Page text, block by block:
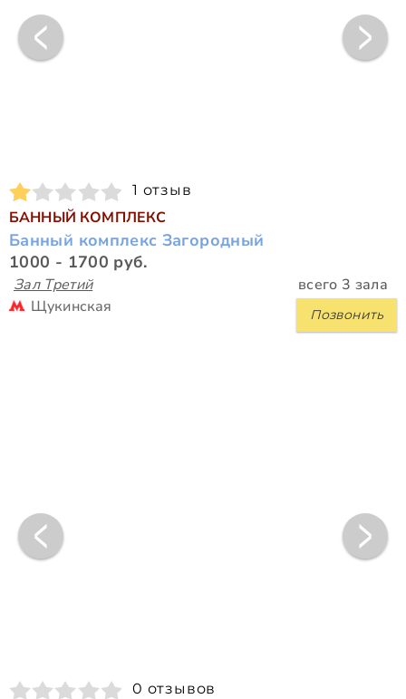
1 отзыв
БАННЫЙ КОМПЛЕКС
Банный комплекс Загородный
1000 - 1700 руб.
Зал Третий всего 3 зала
Позвонить
Щукинская
0 отзывов